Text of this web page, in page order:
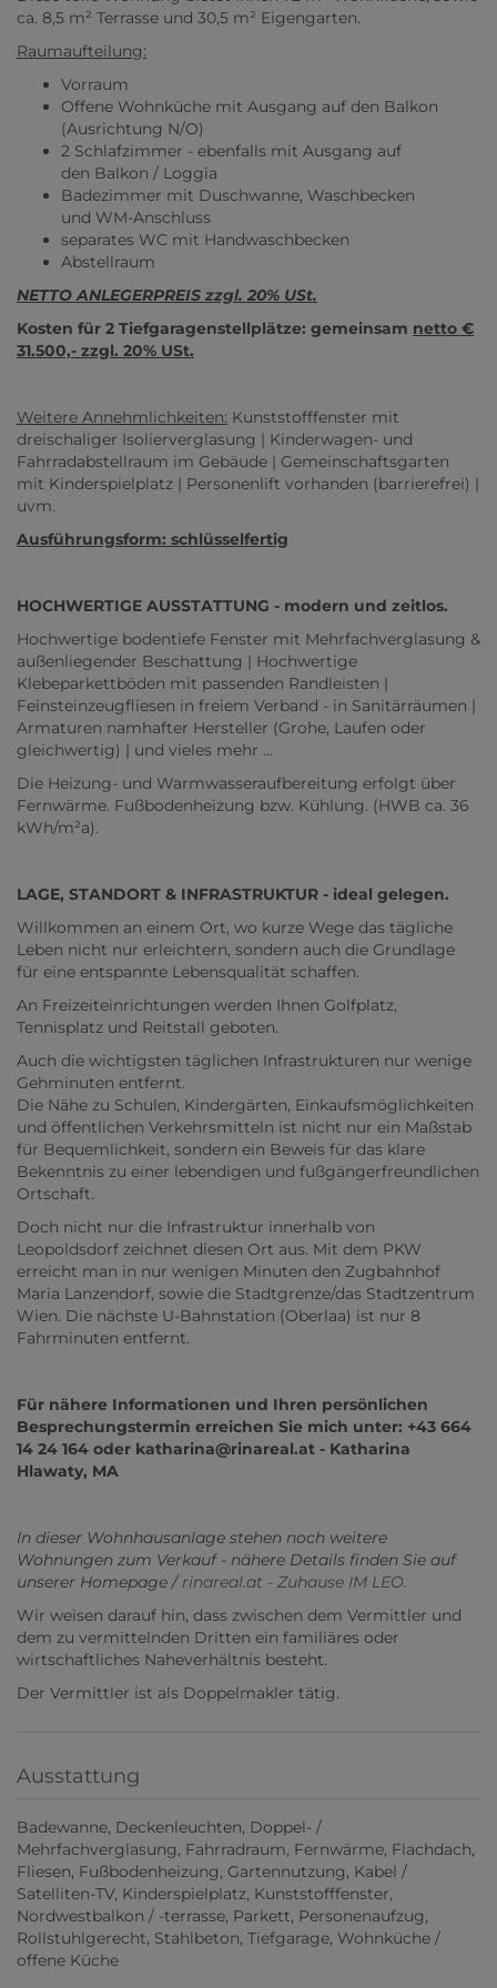
ca. 8,5 m² Terrasse und 30,5 m² Eigengarten.
Raumaufteilung:
Vorraum
Offene Wohnküche mit Ausgang auf den Balkon
(Ausrichtung N/O)
2 Schlafzimmer - ebenfalls mit Ausgang auf
den Balkon / Loggia
Badezimmer mit Duschwanne, Waschbecken
und WM-Anschluss
separates WC mit Handwaschbecken
Abstellraum
NETTO ANLEGERPREIS zzgl. 20% USt.
Kosten für 2 Tiefgaragenstellplätze: gemeinsam netto €
31.500,- zzgl. 20% USt.
Weitere Annehmlichkeiten: Kunststofffenster mit
dreischaliger Isolierverglasung | Kinderwagen- und
Fahrradabstellraum im Gebäude | Gemeinschaftsgarten
mit Kinderspielplatz | Personenlift vorhanden (barrierefrei) |
uvm.
Ausführungsform: schlüsselfertig
HOCHWERTIGE AUSSTATTUNG - modern und zeitlos.
Hochwertige bodentiefe Fenster mit Mehrfachverglasung &
außenliegender Beschattung | Hochwertige
Klebeparkettböden mit passenden Randleisten |
Feinsteinzeugfliesen in freiem Verband - in Sanitärräumen |
Armaturen namhafter Hersteller (Grohe, Laufen oder
gleichwertig) | und vieles mehr ...
Die Heizung- und Warmwasseraufbereitung erfolgt über
Fernwärme. Fußbodenheizung bzw. Kühlung. (HWB ca. 36
kWh/m²a).
LAGE, STANDORT & INFRASTRUKTUR - ideal gelegen.
Willkommen an einem Ort, wo kurze Wege das tägliche
Leben nicht nur erleichtern, sondern auch die Grundlage
für eine entspannte Lebensqualität schaffen.
An Freizeiteinrichtungen werden Ihnen Golfplatz,
Tennisplatz und Reitstall geboten.
Auch die wichtigsten täglichen Infrastrukturen nur wenige
Gehminuten entfernt.
Die Nähe zu Schulen, Kindergärten, Einkaufsmöglichkeiten
und öffentlichen Verkehrsmitteln ist nicht nur ein Maßstab
für Bequemlichkeit, sondern ein Beweis für das klare
Bekenntnis zu einer lebendigen und fußgängerfreundlichen
Ortschaft.
Doch nicht nur die Infrastruktur innerhalb von
Leopoldsdorf zeichnet diesen Ort aus. Mit dem PKW
erreicht man in nur wenigen Minuten den Zugbahnhof
Maria Lanzendorf, sowie die Stadtgrenze/das Stadtzentrum
Wien. Die nächste U-Bahnstation (Oberlaa) ist nur 8
Fahrminuten entfernt.
Für nähere Informationen und Ihren persönlichen
Besprechungstermin erreichen Sie mich unter: +43 664
14 24 164 oder katharina@rinareal.at - Katharina
Hlawaty, MA
In dieser Wohnhausanlage stehen noch weitere
Wohnungen zum Verkauf - nähere Details finden Sie auf
unserer Homepage / rinareal.at - Zuhause IM LEO.
Wir weisen darauf hin, dass zwischen dem Vermittler und
dem zu vermittelnden Dritten ein familiäres oder
wirtschaftliches Naheverhältnis besteht.
Der Vermittler ist als Doppelmakler tätig.
Ausstattung
Badewanne Deckenleuchten Doppel- /
Mehrfachverglasung Fahrradraum Fernwärme Flachdach
Fliesen Fußbodenheizung Gartennutzung Kabel /
Satelliten-TV Kinderspielplatz Kunststofffenster
Nordwestbalkon / -terrasse Parkett Personenaufzug
Rollstuhlgerecht Stahlbeton Tiefgarage Wohnküche /
offene Küche